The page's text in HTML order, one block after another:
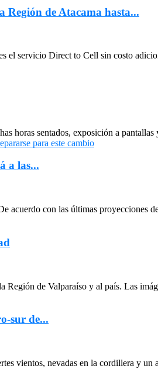
Región de Atacama hasta...
el servicio Direct to Cell sin costo
horas sentados, exposición a pantallas
a las...
acuerdo con las últimas proyecciones
de Valparaíso y al país. Las
sur de...
vientos, nevadas en la cordillera y un